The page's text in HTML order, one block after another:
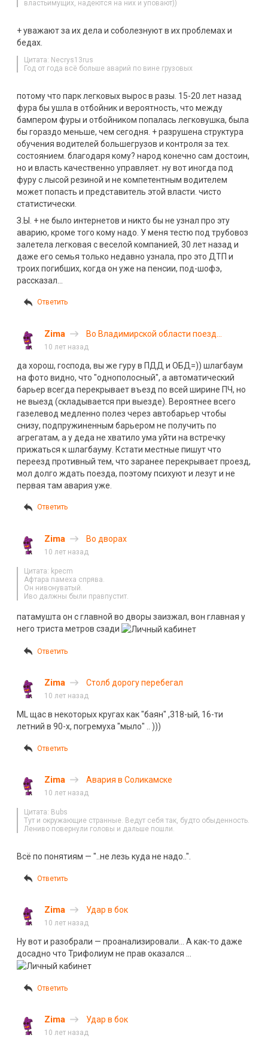
властьимущих, надеются на них и уповают))
+ уважают за их дела и соболезнуют в их проблемах и
бедах.
Цитата: Necrys13rus
Год от года всё больше аварий по вине грузовых
потому что парк легковых вырос в разы. 15-20 лет назад
фура бы ушла в отбойник и вероятность, что между
бампером фуры и отбойником попалась легковушка, была
бы гораздо меньше, чем сегодня. + разрушена структура
обучения водителей большегрузов и контроля за тех.
состоянием. благодаря кому? народ конечно сам достоин,
но и власть качественно управляет. ну вот иногда под
фуру с лысой резиной и не компетентным водителем
может попасть и представитель этой власти. чисто
статистически.
З.Ы. + не было интернетов и никто бы не узнал про эту
аварию, кроме того кому надо. У меня тестю под трубовоз
залетела легковая с веселой компанией, 30 лет назад и
даже его семья только недавно узнала, про это ДТП и
троих погибших, когда он уже на пенсии, под-шофэ,
рассказал…
Ответить
Zima
Во Владимирской области поезд
«Ярославль – Москва» столкнулся с
10 лет назад
да хорош, господа, вы же гуру в ПДД и ОБД=)) шлагбаум
на фото видно, что "однополосный", а автоматический
барьер всегда перекрывает въезд по всей ширине ПЧ, но
не выезд (складывается при выезде). Вероятнее всего
газелевод медленно полез через автобарьер чтобы
снизу, подпружиненным барьером не получить по
агрегатам, а у деда не хватило ума уйти на встречку
прижаться к шлагбауму. Кстати местные пишут что
переезд противный тем, что заранее перекрывает проезд,
мол долго ждать поезда, поэтому психуют и лезут и не
первая там авария уже.
Ответить
Zima Во дворах
10 лет назад
Цитата: kpecm
Афтара памеха спрява.
Он нивонуватый.
Иво далжны были правпустит.
патамушта он с главной во дворы заизжал, вон главная у
него триста метров сзади
Ответить
Zima Столб дорогу перебегал
10 лет назад
ML щас в некоторых кругах как "баян" ,318-ый, 16-ти
летний в 90-х, погремуха "мыло" .. )))
Ответить
Zima Авария в Соликамске
10 лет назад
Цитата: Bubs
Тут и окружающие странные. Ведут себя так, будто обыденность.
Лениво повернули головы и дальше пошли.
Всё по понятиям — "..не лезь куда не надо..".
Ответить
Zima Удар в бок
10 лет назад
Ну вот и разобрали — проанализировали… А как-то даже
досадно что Трифолиум не прав оказался …
Ответить
Zima Удар в бок
10 лет назад